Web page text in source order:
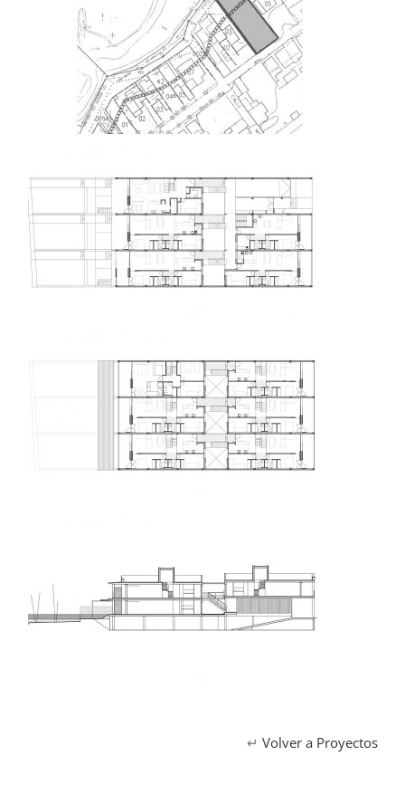
↵ Volver a Proyectos